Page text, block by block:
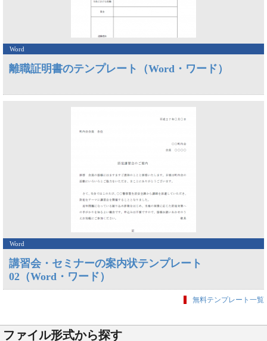
Word
離職証明書のテンプレート（Word・ワード）
Word
講習会・セミナーの案内状テンプレート
02（Word・ワード）
無料テンプレート一覧
ファイル形式から探す